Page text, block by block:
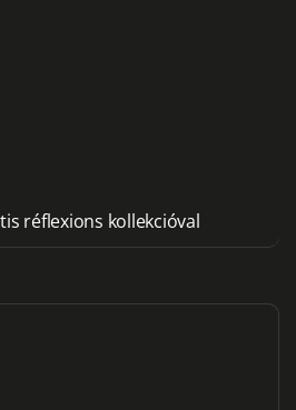
réflexions kollekcióval